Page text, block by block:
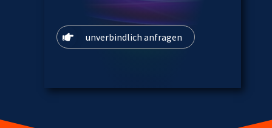
unverbindlich anfragen